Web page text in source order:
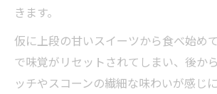
きます。
仮に上段の甘いスイーツから食べ始め
で味覚がリセットされてしまい、後か
ッチやスコーンの繊細な味わいが感じ